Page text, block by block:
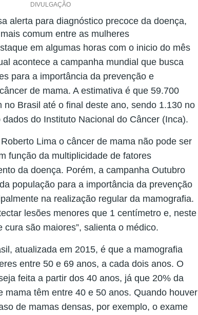
DIVULGAÇÃO
alerta para diagnóstico precoce da doença,
comum entre as mulheres
em algumas horas com o inicio do mês
acontece a campanha mundial que busca
para a importância da prevenção e
de mama. A estimativa é que 59.700
no Brasil até o final deste ano, sendo 1.130 no
do Instituto Nacional do Câncer (Inca).
Lima o câncer de mama não pode ser
função da multiplicidade de fatores
da doença. Porém, a campanha Outubro
população para a importância da prevenção
na realização regular da mamografia.
lesões menores que 1 centímetro e, neste
cura são maiores”, salienta o médico.
atualizada em 2015, é que a mamografia
entre 50 e 69 anos, a cada dois anos. O
feita a partir dos 40 anos, já que 20% da
mama têm entre 40 e 50 anos. Quando houver
de mamas densas, por exemplo, o exame